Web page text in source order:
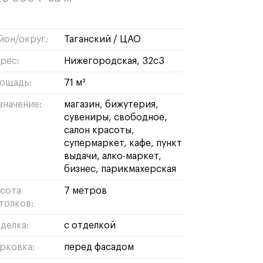
округ: таганский/ ЦАО
Нижегородская, 32с3
71 м²
магазин бижутерия
сувениры свободное
салон красоты
супермаркет
кафе
пункт
выдачи алко-маркет
бизнес
парикмахерская
7 метров
с отделкой
перед фасадом